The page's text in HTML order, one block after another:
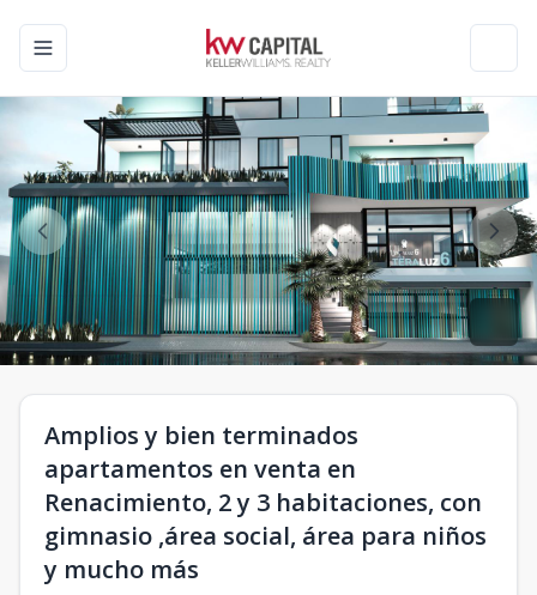
Toggle navigation menu
Amplios y bien terminados
apartamentos en venta en
Renacimiento, 2 y 3 habitaciones, con
gimnasio ,área social, área para niños
y mucho más